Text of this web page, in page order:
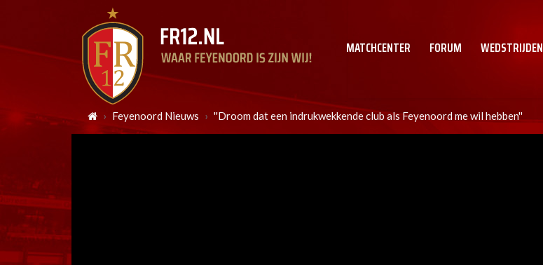
MATCHCENTER FORUM WEDSTRIJDEN
Feyenoord Nieuws ''Droom dat een indrukwekkende club als Feyenoord me wil hebben''